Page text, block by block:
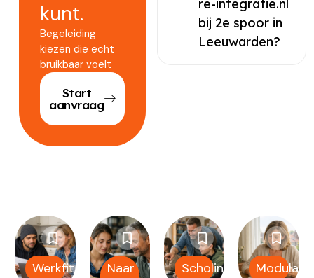
kunt.
Begeleiding
kiezen die echt
bruikbaar voelt
Start
aanvraag
re-integratie.nl
bij 2e spoor in
Leeuwarden?
Werkfit
Naar
Scholing Modulair